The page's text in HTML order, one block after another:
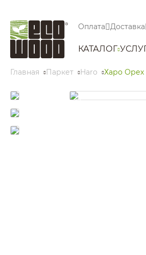
Оплата Доставка
КАТАЛОГ
Главная Паркет Haro Харо Орех